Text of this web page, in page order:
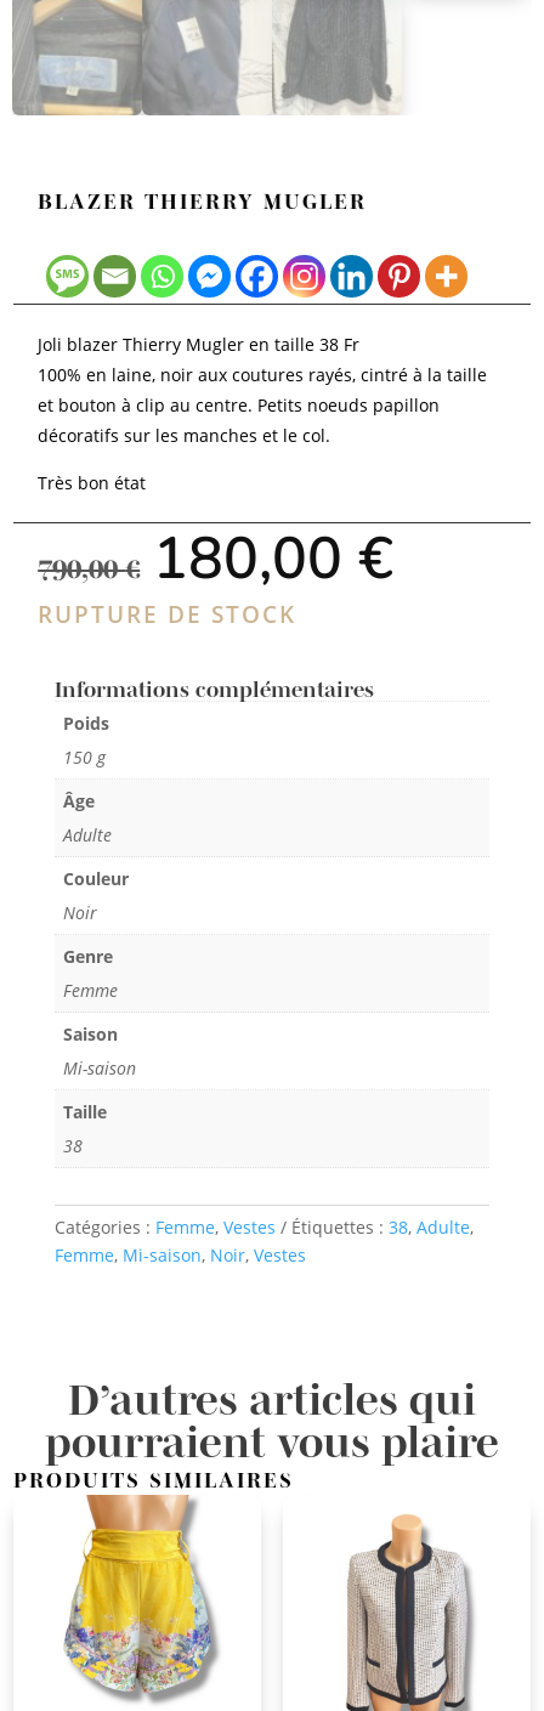
BLAZER THIERRY MUGLER
Joli blazer Thierry Mugler en taille 38 Fr
100% en laine, noir aux coutures rayés, cintré à la taille
et bouton à clip au centre. Petits noeuds papillon
décoratifs sur les manches et le col.
Très bon état
790,00€
Le
prix
initial
était :
180,00€Le
RUPTURE DE STOCK
Informations complémentaires
Poids
150 g
Âge
Adulte
Couleur
Noir
Genre
Femme
Saison
Mi-saison
Taille
38
Catégories : Femme, Vestes Étiquettes : 38, Adulte,
Femme, Mi-saison, Noir, Vestes
D’autres articles qui
pourraient vous plaire
PRODUITS SIMILAIRES